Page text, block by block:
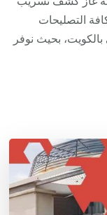
التصليحات
بحيث نوفر